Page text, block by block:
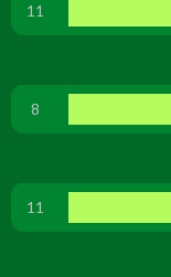
11
8
11